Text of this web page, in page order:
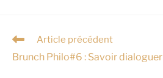
Article précédent
Brunch Philo#6 : Savoir dialoguer